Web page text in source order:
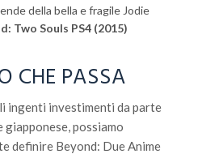
della bella e fragile Jodie
Two Souls PS4 (2015)
CHE PASSA
ingenti investimenti da parte
possiamo
definire Beyond: Due Anime